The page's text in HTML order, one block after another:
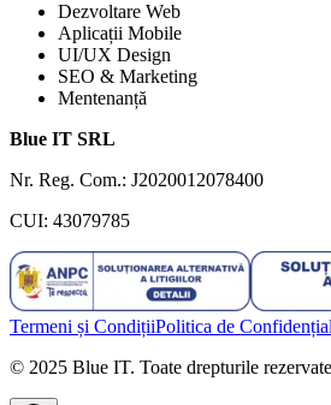
Dezvoltare Web
Aplicații Mobile
UI/UX Design
SEO & Marketing
Mentenanță
Blue IT SRL
Nr. Reg. Com.: J2020012078400
CUI: 43079785
Termeni și CondițiiPolitica de
© 2025 Blue IT. Toate drepturile